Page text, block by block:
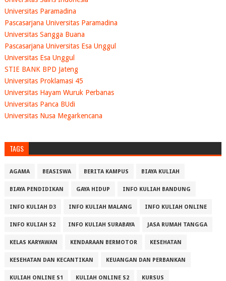
Universitas Paramadina
Pascasarjana Universitas Paramadina
Universitas Sangga Buana
Pascasarjana Universitas Esa Unggul
Universitas Esa Unggul
STIE BANK BPD Jateng
Universitas Proklamasi 45
Universitas Hayam Wuruk Perbanas
Universitas Panca BUdi
Universitas Nusa Megarkencana
TAGS
AGAMA BEASISWA BERITA KAMPUS BIAYA KULIAH
BIAYA PENDIDIKAN GAYA HIDUP INFO KULIAH BANDUNG
INFO KULIAH D3 INFO KULIAH MALANG INFO KULIAH ONLINE
INFO KULIAH S2 INFO KULIAH SURABAYA JASA RUMAH TANGGA
KELAS KARYAWAN KENDARAAN BERMOTOR KESEHATAN
KESEHATAN DAN KECANTIKAN KEUANGAN DAN PERBANKAN
KULIAH ONLINE S1 KULIAH ONLINE S2 KURSUS